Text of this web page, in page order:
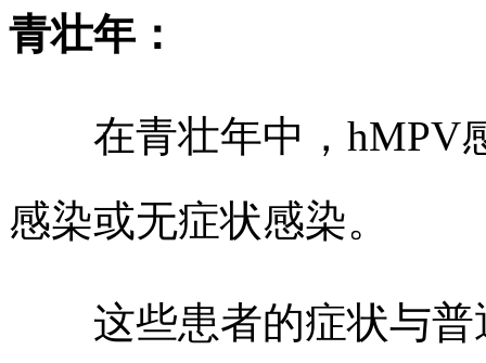
青壮年：
在青壮年中，hMPV
感染或无症状感染。
这些患者的症状与普